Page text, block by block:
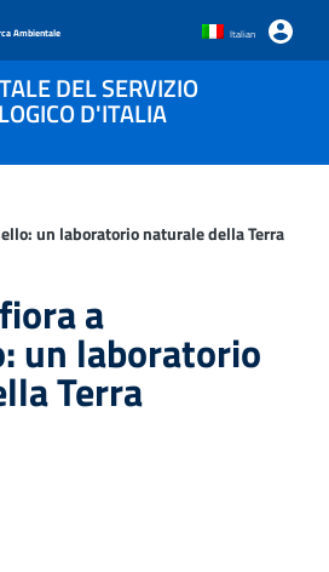
Ambientale Italian
DEL SERVIZIO
D'ITALIA
un laboratorio naturale della Terra
a
un laboratorio
Terra